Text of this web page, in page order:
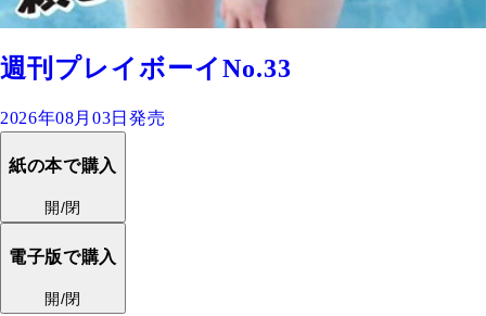
週刊プレイボーイNo.33
2026年08月03日発売
紙の本で購入
開/閉
電子版で購入
開/閉